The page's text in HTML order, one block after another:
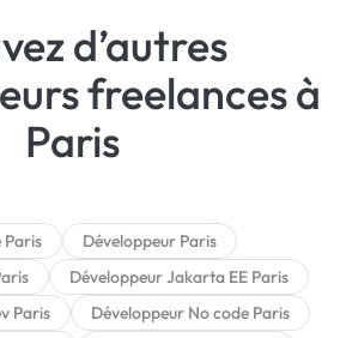
d’autres
freelances à
Paris
Paris
Développeur Paris
Développeur Jakarta EE Paris
Paris
Développeur No code Paris